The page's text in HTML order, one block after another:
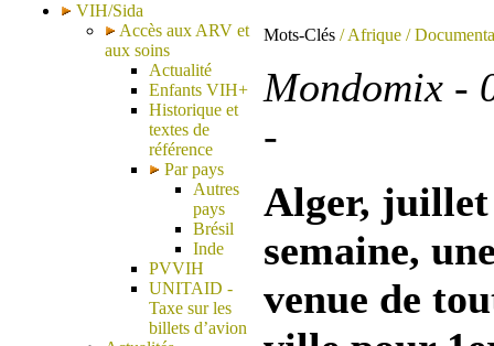
VIH/Sida
Accès aux ARV et
aux soins
Actualité
Enfants VIH+
Historique et
textes de
référence
Par pays
Autres
pays
Brésil
Inde
PVVIH
UNITAID -
Taxe sur les
billets d’avion
Mots-Clés / Afrique /
Mondomix -
-
Alger, juillet
semaine,
venue de